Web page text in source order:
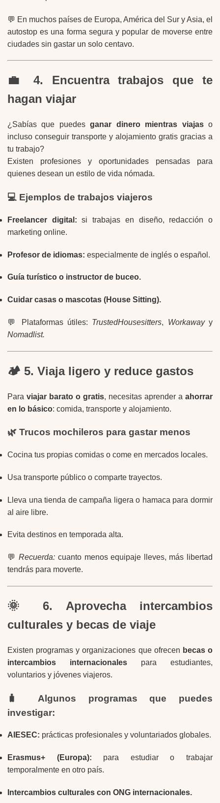
💬 En muchos países de Europa, América del Sur y Asia, el
autostop es una forma segura y popular de moverse entre
ciudades sin gastar un solo centavo.
💼 4. Encuentra trabajos que te
hagan viajar
¿Sabías que puedesganar dinero mientras viajaso
incluso conseguir transporte y alojamiento gratis gracias a
tu trabajo?
Existen profesiones y oportunidades pensadas para
quienes desean un estilo de vida nómada.
💻 Ejemplos de trabajos viajeros
Freelancer digital: si trabajas en diseño, redacción o
marketing online.
Profesor de idiomas: especialmente de inglés o español.
Guía turístico o instructor de buceo.
Cuidar casas o mascotas (House Sitting).
💬 Plataformas útiles: TrustedHousesitters, Workawayy
Nomadlist.
🏕️ 5. Viaja ligero y reduce gastos
Para viajar barato o gratis, necesitas aprender a ahorrar
en lo básico: comida, transporte y alojamiento.
🌿 Trucos mochileros para gastar menos
Cocina tus propias comidas o come en mercados locales.
Usa transporte público o comparte trayectos.
Lleva una tienda de campaña ligera o hamaca para dormir
al aire libre.
Evita destinos en temporada alta.
💬Recuerda: cuanto menos equipaje lleves, más libertad
tendrás para moverte.
🌞 6. Aprovecha intercambios
culturales y becas de viaje
Existen programas y organizaciones que ofrecen becas o
intercambios internacionales para estudiantes,
voluntarios y jóvenes viajeros.
🧳 Algunos programas que puedes
investigar:
AIESEC: prácticas profesionales y voluntariados globales.
Erasmus+ (Europa): para estudiar o trabajar
temporalmente en otro país.
Intercambios culturales con ONG internacionales.